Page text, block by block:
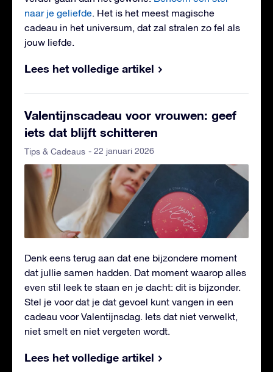
naar je geliefde. Het is het meest magische
cadeau in het universum, dat zal stralen zo fel als
jouw liefde.
Lees het volledige artikel
Valentijnscadeau voor vrouwen: geef
iets dat blijft schitteren
Tips & Cadeaus - 22 januari 2026
Denk eens terug aan dat ene bijzondere moment
dat jullie samen hadden. Dat moment waarop alles
even stil leek te staan en je dacht: dit is bijzonder.
Stel je voor dat je dat gevoel kunt vangen in een
cadeau voor Valentijnsdag. Iets dat niet verwelkt,
niet smelt en niet vergeten wordt.
Lees het volledige artikel